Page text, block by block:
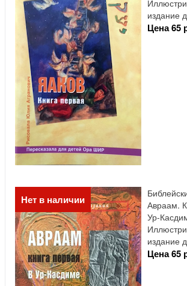
издание
Цена 65
Нет в наличии
Авраам.
Ур-
издание
Цена 65